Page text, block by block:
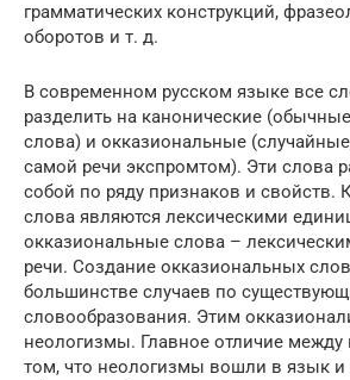
грамматических конструкций,
оборотов и т. д.
В современном русском языке все
разделить на канонические
слова) и окказиональные
самой речи экспромтом). Эти слова
собой по ряду признаков и свойств.
слова являются лексическими
окказиональные слова –
речи. Создание окказиональных
большинстве случаев по
словообразования. Этим
неологизмы. Главное отличие между
том, что неологизмы вошли в язык и